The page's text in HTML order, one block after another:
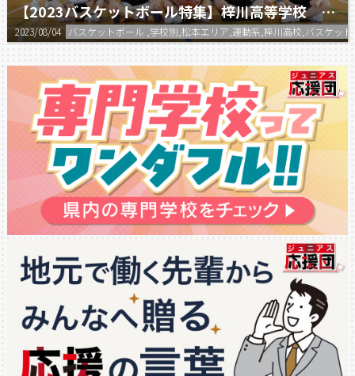
【2023バスケットボール特集】梓川高等学校 男子バスケットボール部
2023/08/04 バスケットボール ,学校別,松本エリア,運動系,梓川高校,バスケッ